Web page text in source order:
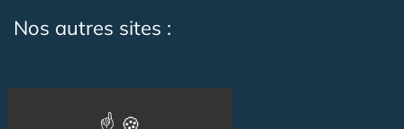
Nos autres sites :